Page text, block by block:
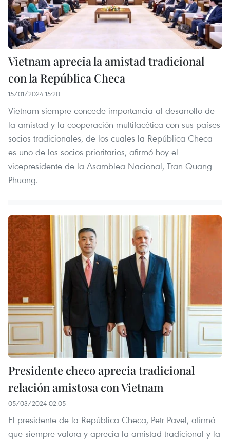
Vietnam aprecia la amistad tradicional
con la República Checa
15/01/2024 15:20
Vietnam siempre concede importancia al desarrollo de
la amistad y la cooperación multifacética con sus países
socios tradicionales, de los cuales la República Checa
es uno de los socios prioritarios, afirmó hoy el
vicepresidente de la Asamblea Nacional, Tran Quang
Phuong.
Presidente checo aprecia tradicional
relación amistosa con Vietnam
05/03/2024 02:05
El presidente de la República Checa, Petr Pavel, afirmó
que siempre valora y aprecia la amistad tradicional y la